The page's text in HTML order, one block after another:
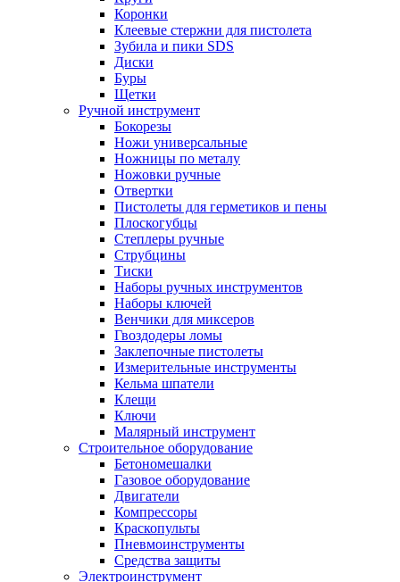
Коронки
Клеевые стержни для пистолета
Зубила и пики SDS
Диски
Буры
Щетки
Ручной инструмент
Бокорезы
Ножи универсальные
Ножницы по металу
Ножовки ручные
Отвертки
Пистолеты для герметиков и пены
Плоскогубцы
Степлеры ручные
Струбцины
Тиски
Наборы ручных инструментов
Наборы ключей
Венчики для миксеров
Гвоздодеры ломы
Заклепочные пистолеты
Измерительные инструменты
Кельма шпатели
Клещи
Ключи
Малярный инструмент
Строительное оборудование
Бетономешалки
Газовое оборудование
Двигатели
Компрессоры
Краскопульты
Пневмоинструменты
Средства защиты
Электроинструмент